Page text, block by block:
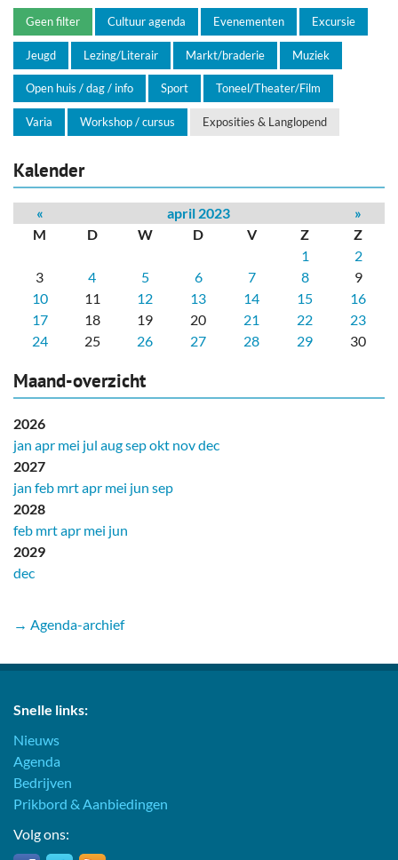
Geen filter Cultuur agenda Evenementen Excursie
Jeugd Lezing/Literair Markt/braderie Muziek
Open huis / dag / info Sport Toneel/Theater/Film
Varia Workshop / cursus Exposities & Langlopend
Kalender
« april 2023
»
M
D W D V Z
Z
1
2
3
4 5 6 7 8
9
10
11 12 13 14 15
16
17
18 19 20 21 22
23
24
25 26 27 28 29 30
Maand-overzicht
2026
jan apr mei jul augsepokt novdec
2027
jan feb mrtapr mei jun sep
2028
feb mrtapr mei jun
2029
dec
→ Agenda-archief
Snelle links:
Nieuws
Agenda
Bedrijven
Prikbord & Aanbiedingen
Volg ons: